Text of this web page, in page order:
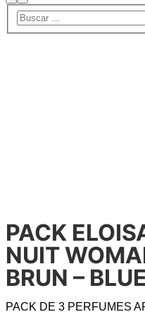
PACK
NUIT
BRUN –
PACK DE 3 PERFUMES